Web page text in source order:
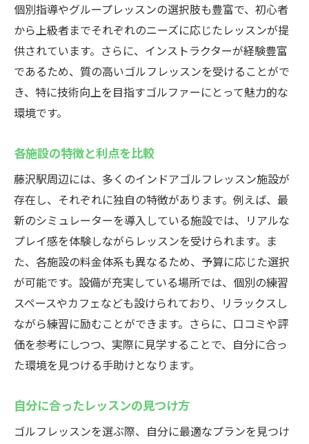
個別指導やグループレッスンの選択肢も豊富で、初心者
から上級者までそれぞれのニーズに応じたレッスンが提
供されています。さらに、インストラクターが経験豊富
であるため、質の高いゴルフレッスンを受けることがで
き、特に技術向上を目指すゴルファーにとって魅力的な
環境です。
各施設の特徴と利点を比較
藤沢駅周辺には、多くのインドアゴルフレッスン施設が
存在し、それぞれに独自の特徴があります。例えば、最
新のシミュレーターを導入している施設では、リアルな
プレイ感を体験しながらレッスンを受けられます。ま
た、各施設の料金体系も異なるため、予算に応じた選択
が可能です。設備が充実している場所では、個別の練習
スペースやカフェなども設けられており、リラックスし
ながら練習に励むことができます。さらに、口コミや評
価を参考にしつつ、実際に見学することで、自分に合っ
た環境を見つける手助けとなります。
自分に合ったレッスンの見つけ方
ゴルフレッスンを選ぶ際、自分に最適なプランを見つけ